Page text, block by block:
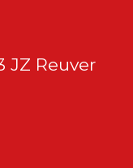
JZ Reuver